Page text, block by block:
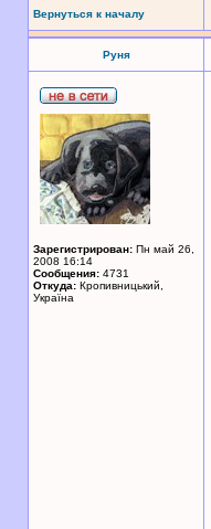
Вернуться к началу
Руня
Зарегистрирован: Пн май 26,
2008 16:14
Сообщения: 4731
Откуда: Кропивницький,
Україна